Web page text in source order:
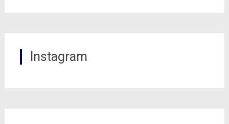
Instagram